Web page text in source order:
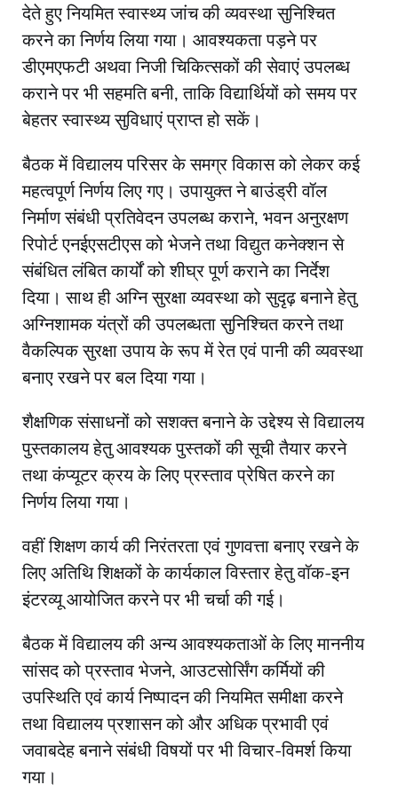
देते हुए नियमित स्वास्थ्य जांच की व्यवस्था सुनिश्चित
करने का निर्णय लिया गया। आवश्यकता पड़ने पर
डीएमएफटी अथवा निजी चिकित्सकों की सेवाएं उपलब्ध
कराने पर भी सहमति बनी, ताकि विद्यार्थियों को समय पर
बेहतर स्वास्थ्य सुविधाएं प्राप्त हो सकें।
बैठक में विद्यालय परिसर के समग्र विकास को लेकर कई
महत्वपूर्ण निर्णय लिए गए। उपायुक्त ने बाउंड्री वॉल
निर्माण संबंधी प्रतिवेदन उपलब्ध कराने, भवन अनुरक्षण
रिपोर्ट एनईएसटीएस को भेजने तथा विद्युत कनेक्शन से
संबंधित लंबित कार्यों को शीघ्र पूर्ण कराने का निर्देश
दिया। साथ ही अग्नि सुरक्षा व्यवस्था को सुदृढ़ बनाने हेतु
अग्निशामक यंत्रों की उपलब्धता सुनिश्चित करने तथा
वैकल्पिक सुरक्षा उपाय के रूप में रेत एवं पानी की व्यवस्था
बनाए रखने पर बल दिया गया।
शैक्षणिक संसाधनों को सशक्त बनाने के उद्देश्य से विद्यालय
पुस्तकालय हेतु आवश्यक पुस्तकों की सूची तैयार करने
तथा कंप्यूटर क्रय के लिए प्रस्ताव प्रेषित करने का
निर्णय लिया गया।
वहीं शिक्षण कार्य की निरंतरता एवं गुणवत्ता बनाए रखने के
लिए अतिथि शिक्षकों के कार्यकाल विस्तार हेतु वॉक-इन
इंटरव्यू आयोजित करने पर भी चर्चा की गई।
बैठक में विद्यालय की अन्य आवश्यकताओं के लिए माननीय
सांसद को प्रस्ताव भेजने, आउटसोर्सिंग कर्मियों की
उपस्थिति एवं कार्य निष्पादन की नियमित समीक्षा करने
तथा विद्यालय प्रशासन को और अधिक प्रभावी एवं
जवाबदेह बनाने संबंधी विषयों पर भी विचार-विमर्श किया
गया।